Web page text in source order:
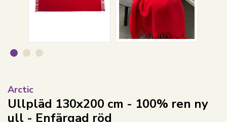
Arctic
Ullpläd 130x200 cm - 100% ren ny
ull - Enfärgad röd